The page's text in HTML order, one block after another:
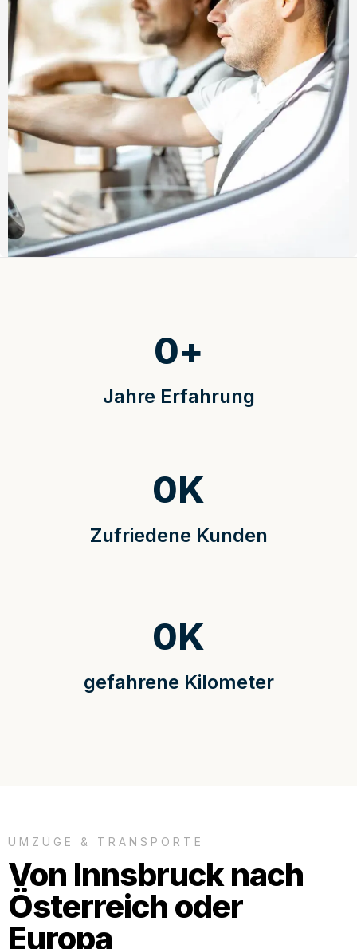
Jahre Erfahrung
0+
Zufriedene Kunden
0K
gefahrene Kilometer
0K
UMZÜGE & TRANSPORTE
Von Innsbruck nach
Österreich oder
Europa